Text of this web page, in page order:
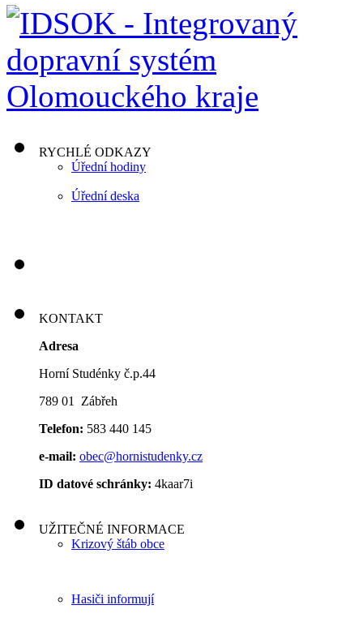
RYCHLÉ ODKAZY
Úřední hodiny
Úřední deska
KONTAKT
Adresa
Horní Studénky č.p.44
789 01 Zábřeh
Telefon: 583 440 145
e-mail: obec@hornistudenky.cz
ID datové schránky: 4kaar7i
UŽITEČNÉ INFORMACE
Krizový štáb obce
Hasiči informují